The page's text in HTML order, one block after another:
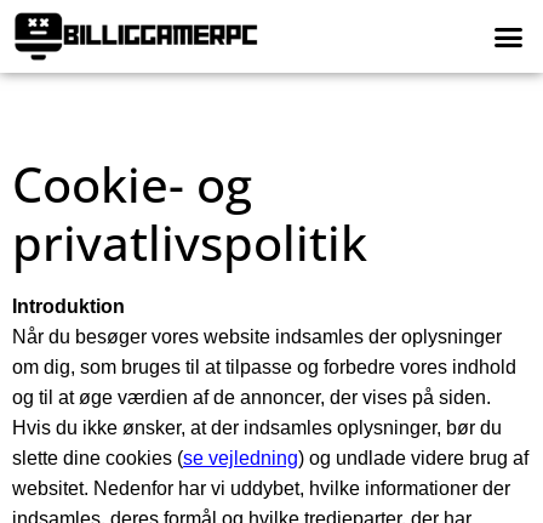
Cookie- og
privatlivspolitik
Introduktion
Når du besøger vores website indsamles der oplysninger
om dig, som bruges til at tilpasse og forbedre vores indhold
og til at øge værdien af de annoncer, der vises på siden.
Hvis du ikke ønsker, at der indsamles oplysninger, bør du
slette dine cookies (se vejledning) og undlade videre brug af
websitet. Nedenfor har vi uddybet, hvilke informationer der